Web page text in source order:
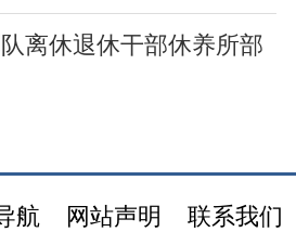
离休退休干部休养所部
航 网站声明 联系我们